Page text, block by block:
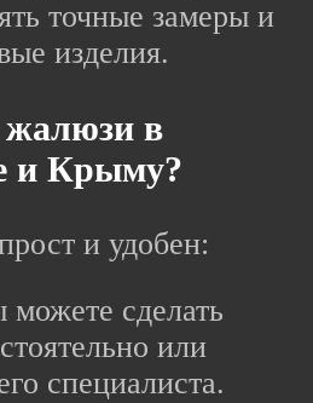
точные замеры и
изделия.
жалюзи в
и Крыму?
и удобен:
можете сделать
или
специалиста.